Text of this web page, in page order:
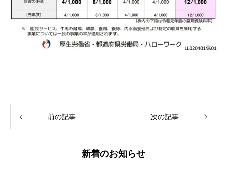
前の記事 次の記事
新着のお知らせ